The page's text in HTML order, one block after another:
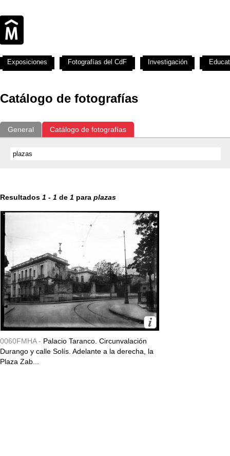
Catálogo de fotografías
General Catálogo de fotografías
Resultados 1 - 1 de 1 para plazas
0060FMHA - Palacio Taranco. Circunvalación
Durango y calle Solís. Adelante a la derecha, la
Plaza Zab...
Exposiciones Fotografías del CdF Investigación